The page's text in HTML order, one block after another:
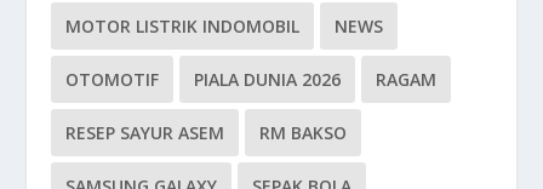
MOTOR LISTRIK INDOMOBIL NEWS
OTOMOTIF PIALA DUNIA 2026 RAGAM
RESEP SAYUR ASEM RM BAKSO